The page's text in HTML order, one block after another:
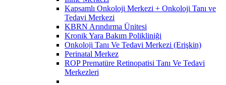
Kapsamlı Onkoloji Merkezi + Onkoloji Tanı ve
Tedavi Merkezi
KBRN Arındırma Ünitesi
Kronik Yara Bakım Polikliniği
Onkoloji Tanı Ve Tedavi Merkezi (Erişkin)
Perinatal Merkez
ROP Prematüre Retinopatisi Tanı Ve Tedavi
Merkezleri